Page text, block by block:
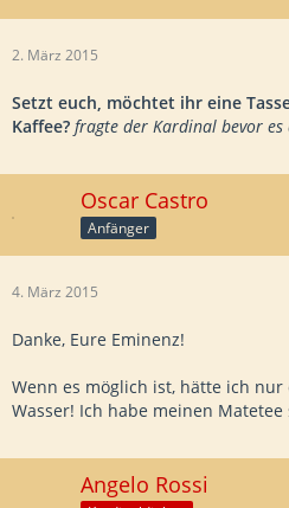
2. März 2015
Setzt euch, möchtet ihr eine
Kaffee? fragte der Kardinal bevor es
Oscar Castro
Anfänger
4. März 2015
Danke, Eure Eminenz!
Wenn es möglich ist, hätte ich nur
Wasser! Ich habe meinen
Angelo Rossi